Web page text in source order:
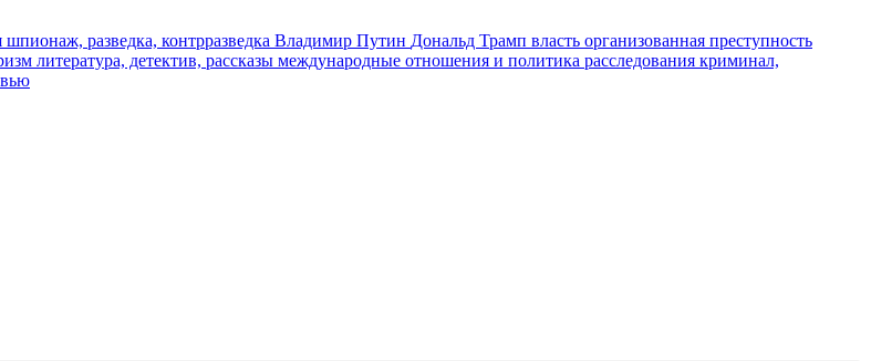
шпионаж, разведка, контрразведка Владимир Путин Дональд Трамп власть организованная преступность
литература, детектив, рассказы международные отношения и политика расследования криминал,